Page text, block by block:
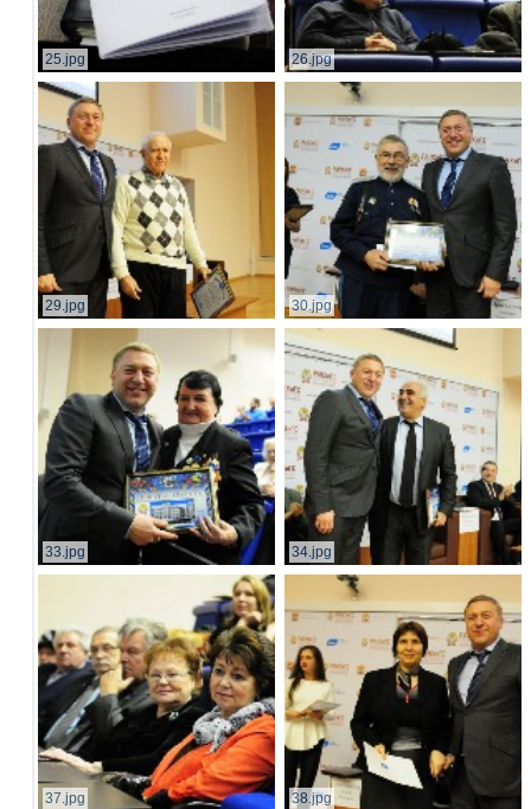
25.jpg 26.jpg
29.jpg 30.jpg
33.jpg 34.jpg
37.jpg 38.jpg